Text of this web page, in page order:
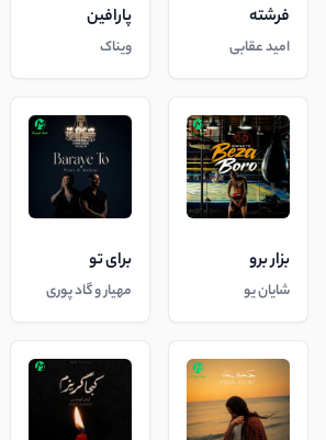
فرشته
امید عقابی
پارافین
ویناک
بزار برو
شایان یو
برای تو
مهیار و گاد پوری